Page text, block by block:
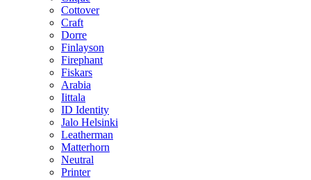
Cottover
Craft
Dorre
Finlayson
Firephant
Fiskars
Arabia
Iittala
ID Identity
Jalo Helsinki
Leatherman
Matterhorn
Neutral
Printer